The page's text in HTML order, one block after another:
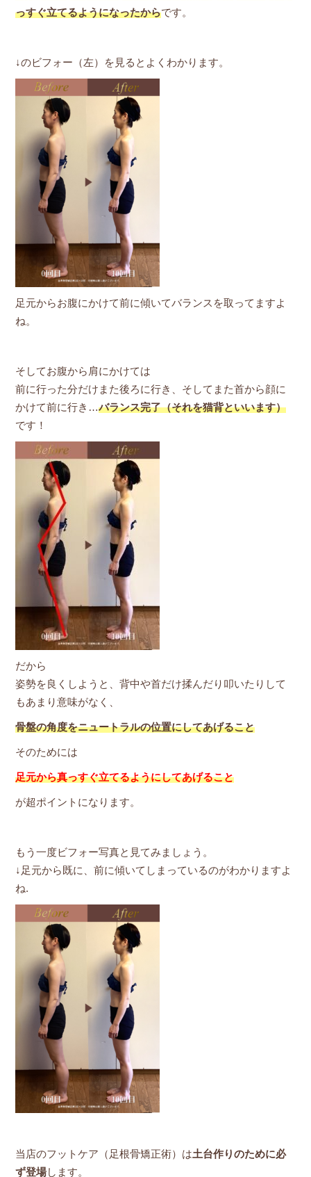
っすぐ立てるようになったからです。
↓のビフォー（左）を見るとよくわかります。
足元からお腹にかけて前に傾いてバランスを取ってますよ
ね。
そしてお腹から肩にかけては
前に行った分だけまた後ろに行き、そしてまた首から顔に
かけて前に行き…バランス完了（それを猫背といいます）
です！
だから
姿勢を良くしようと、背中や首だけ揉んだり叩いたりして
もあまり意味がなく、
骨盤の角度をニュートラルの位置にしてあげること
そのためには
足元から真っすぐ立てるようにしてあげること
が超ポイントになります。
もう一度ビフォー写真と見てみましょう。
↓足元から既に、前に傾いてしまっているのがわかりますよ
ね.
当店のフットケア（足根骨矯正術）は土台作りのために必
ず登場します。